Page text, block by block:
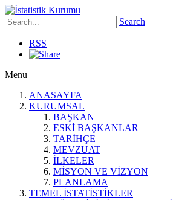
Search
RSS
Menu
ANASAYFA
KURUMSAL
BAŞKAN
ESKİ BAŞKANLAR
TARİHÇE
MEVZUAT
İLKELER
MİSYON VE VİZYON
PLANLAMA
TEMEL İSTATİSTİKLER